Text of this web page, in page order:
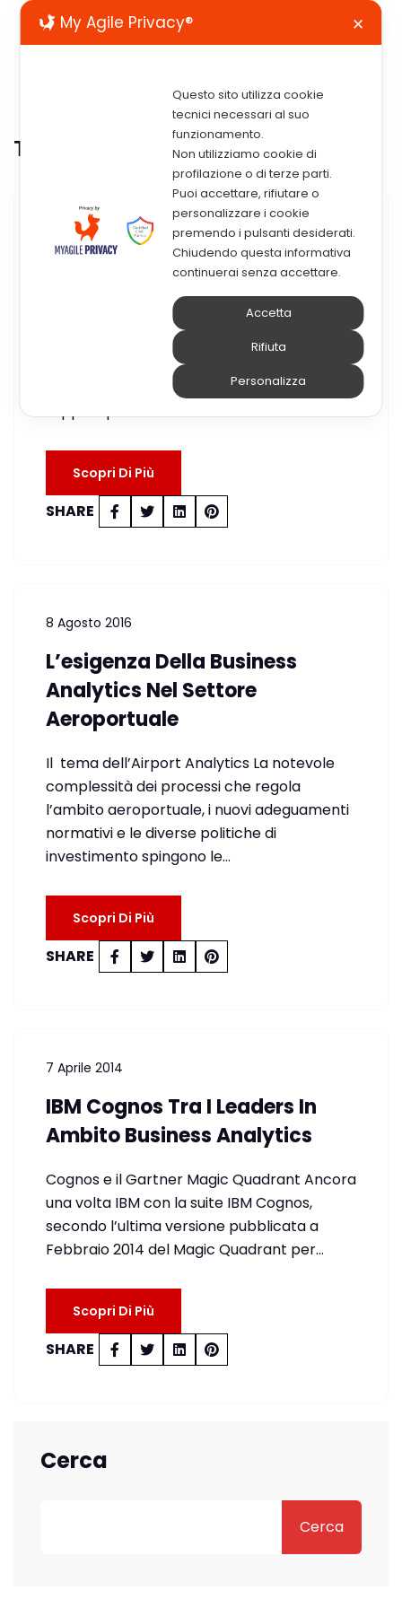
Tag: Business Analytics
8 Febbraio 2018
Termine Del Supporto Per IBM
Cognos BI 10.2.x
IBM Cognos BI 10.2.x – Terminato il supporto
da parte di IBM IBM ha annunciato tramite
un comunicato sul suo sito ufficiale l’end of
support per…
Scopri Di Più
SHARE
8 Agosto 2016
L’esigenza Della Business
Analytics Nel Settore
Aeroportuale
Il tema dell’Airport Analytics La notevole
complessità dei processi che regola
l’ambito aeroportuale, i nuovi adeguamenti
normativi e le diverse politiche di
investimento spingono le…
Scopri Di Più
SHARE
7 Aprile 2014
IBM Cognos Tra I Leaders In
Ambito Business Analytics
Cognos e il Gartner Magic Quadrant Ancora
una volta IBM con la suite IBM Cognos,
secondo l’ultima versione pubblicata a
Febbraio 2014 del Magic Quadrant per…
Scopri Di Più
SHARE
Cerca
Cerca
My Agile Privacy® ✕
Questo sito utilizza cookie
tecnici necessari al suo
funzionamento.
Non utilizziamo cookie di
profilazione o di terze parti.
Puoi accettare, rifiutare o
personalizzare i cookie
premendo i pulsanti desiderati.
Chiudendo questa informativa
continuerai senza accettare.
Accetta
Rifiuta
Personalizza